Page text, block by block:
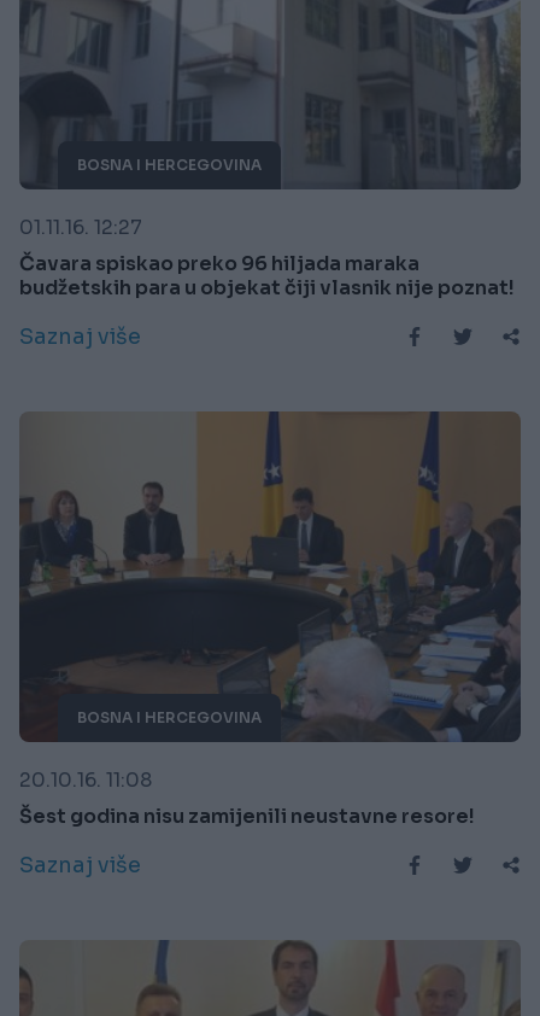
BOSNA I HERCEGOVINA
01.11.16. 12:27
Čavara spiskao preko 96 hiljada maraka
budžetskih para u objekat čiji vlasnik nije poznat!
Saznaj više
BOSNA I HERCEGOVINA
20.10.16. 11:08
Šest godina nisu zamijenili neustavne resore!
Saznaj više